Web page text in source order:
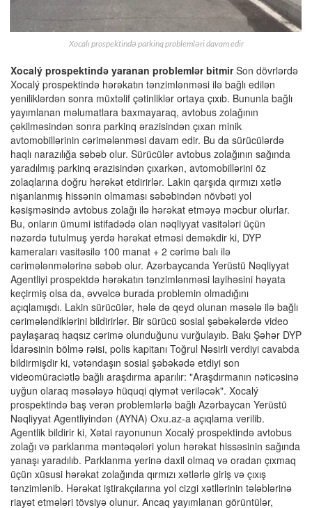
Xocalı prospektində parkinq problemləri davam edir
Xocalý prospektində yaranan problemlər bitmirSon dövrlərdə
Xocalý prospektində hərəkatın tənzimlənməsi ilə bağlı edilən
yeniliklərdən sonra müxtəlif çətinliklər ortaya çıxıb. Bununla bağlı
yayımlanan məlumatlara baxmayaraq, avtobus zolağının
çəkilməsindən sonra parkinq ərazisindən çıxan minik
avtomobillərinin cərimələnməsi davam edir. Bu da sürücülərdə
haqlı narazılığa səbəb olur. Sürücülər avtobus zolağının sağında
yaradılmış parkinq ərazisindən çıxarkən, avtomobillərini öz
zolaqlarına doğru hərəkət etdirirlər. Lakin qarşıda qırmızı xətlə
nişanlanmış hissənin olmaması səbəbindən növbəti yol
kəsişməsində avtobus zolağı ilə hərəkat etməyə məcbur olurlar.
Bu, onların ümumi istifadədə olan nəqliyyat vasitələri üçün
nəzərdə tutulmuş yerdə hərəkat etməsi deməkdir ki, DYP
kameraları vasitəsilə 100 manat + 2 cərimə balı ilə
cərimələnmələrinə səbəb olur. Azərbaycanda Yerüstü Nəqliyyat
Agentliyi prospektdə hərəkatın tənzimlənməsi layihəsini həyata
keçirmiş olsa da, əvvəlcə burada problemin olmadığını
açıqlamışdı. Lakin sürücülər, hələ də qeyd olunan məsələ ilə bağlı
cərimələndiklərini bildirirlər. Bir sürücü sosial şəbəkələrdə video
paylaşaraq haqsız cərimə olunduğunu vurğulayıb. Bakı Şəhər DYP
İdarəsinin bölmə rəisi, polis kapitanı Toğrul Nəsirli verdiyi cavabda
bildirmişdir ki, vətəndaşın sosial şəbəkədə etdiyi son
videomüraciətlə bağlı araşdırma aparılır: "Araşdırmanın nəticəsinə
uyğun olaraq məsələyə hüquqi qiymət veriləcək". Xocalý
prospektində baş verən problemlərlə bağlı Azərbaycan Yerüstü
Nəqliyyat Agentliyindən (AYNA) Oxu.az-a açıqlama verilib.
Agentlik bildirir ki, Xətai rayonunun Xocalý prospektində avtobus
zolağı və parklanma məntəqələri yolun hərəkat hissəsinin sağında
yanaşı yaradılıb. Parklanma yerinə daxil olmaq və oradan çıxmaq
üçün xüsusi hərəkat zolağında qırmızı xətlərlə giriş və çıxış
tənzimlənib. Hərəkat iştirakçılarına yol cizgi xətllərinin tələblərinə
riayət etmələri tövsiyə olunur. Ancaq yayımlanan görüntülər,